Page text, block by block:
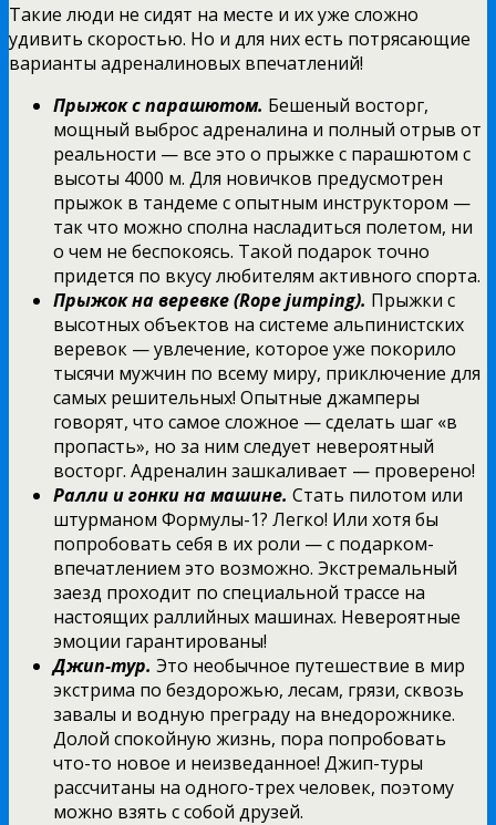
Такие люди не сидят на месте и их уже сложно
удивить скоростью. Но и для них есть потрясающие
варианты адреналиновых впечатлений!
Прыжок с парашютом. Бешеный восторг,
мощный выброс адреналина и полный отрыв от
реальности — все это о прыжке с парашютом с
высоты 4000 м. Для новичков предусмотрен
прыжок в тандеме с опытным инструктором —
так что можно сполна насладиться полетом, ни
о чем не беспокоясь. Такой подарок точно
придется по вкусу любителям активного спорта.
Прыжок на веревке (Rope jumping). Прыжки с
высотных объектов на системе альпинистских
веревок — увлечение, которое уже покорило
тысячи мужчин по всему миру, приключение для
самых решительных! Опытные джамперы
говорят, что самое сложное — сделать шаг «в
пропасть», но за ним следует невероятный
восторг. Адреналин зашкаливает — проверено!
Ралли и гонки на машине. Стать пилотом или
штурманом Формулы-1? Легко! Или хотя бы
попробовать себя в их роли — с подарком-
впечатлением это возможно. Экстремальный
заезд проходит по специальной трассе на
настоящих раллийных машинах. Невероятные
эмоции гарантированы!
Джип-тур. Это необычное путешествие в мир
экстрима по бездорожью, лесам, грязи, сквозь
завалы и водную преграду на внедорожнике.
Долой спокойную жизнь, пора попробовать
что-то новое и неизведанное! Джип-туры
рассчитаны на одного-трех человек, поэтому
можно взять с собой друзей.